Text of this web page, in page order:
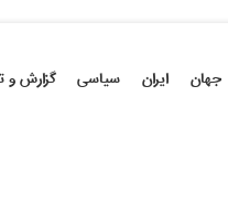
جهان ایران سیاسی گزارش و